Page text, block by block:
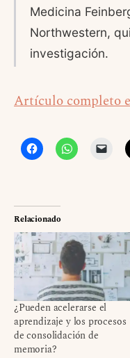
Medicina
Northwestern,
investigación.
Artículo completo
Relacionado
¿Pueden acelerarse el
aprendizaje y los procesos
de consolidación de
memoria?